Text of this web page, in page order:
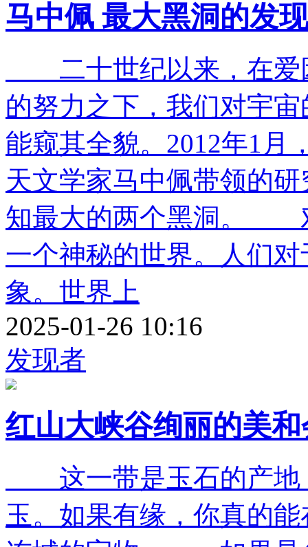
马中佩 最大黑洞的发
二十世纪以来，在爱
的努力之下，我们对宇
能窥其全貌。2012年1月
天文学家马中佩带领的
知最大的两个黑洞。
一个神秘的世界。人们
象。世界上
2025-01-26 10:16
发现者
红山大峡谷绚丽的美
这一带是玉石的产地
玉。如果有缘，你真的